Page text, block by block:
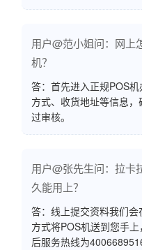
用户@范小姐问：网上
机？
答：首先进入正规POS
方式、收货地址等信息
过审核。
用户@张先生问：拉卡
久能用上？
答：线上提交资料我们
方式将POS机送到您手
后服务热线为4006689516